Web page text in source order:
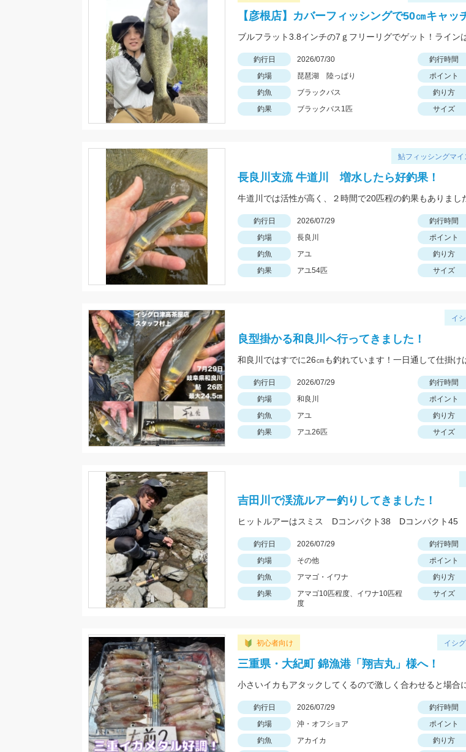
ペ
【彦根店】カバーフィッシングで50㎝キャッ
釣行日 2026/07/30 釣行時間
釣場
琵琶湖 陸っぱり
ポイント
釣魚
ブラックバス 釣り方
釣果
ブラックバス1匹 サイズ
鮎フィッシングマ
長良川支流 牛道川 増水したら好釣果！
釣行日 2026/07/29 釣行時間
釣場
長良川 ポイント
釣魚
アユ 釣り方
釣果
アユ54匹 サイズ
イ
良型掛かる和良川へ行ってきました！
釣行日 2026/07/29 釣行時間
釣場
和良川 ポイント
釣魚
アユ 釣り方
釣果
アユ26匹 サイズ
吉田川で渓流ルアー釣りしてきました！
釣行日 2026/07/29 釣行時間
釣場
その他 ポイント
釣魚
アマゴ・イワナ 釣り方
釣果
アマゴ10匹程度、イワナ10匹程
度
サイズ
初心者向け イシ
三重県・大紀町 錦漁港「翔吉丸」様へ！
小さいイカもアタックしてくるので激しく合わせると場合
釣行日 2026/07/29 釣行時間
釣場
沖・オフショア
ポイント
釣魚
アカイカ 釣り方